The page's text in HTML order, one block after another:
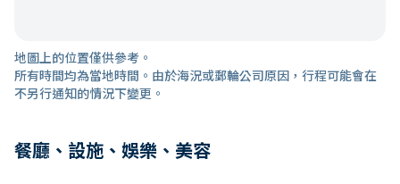
地圖上的位置僅供參考。
所有時間均為當地時間。由於海況或郵輪公司原因，行程可能會在
不另行通知的情況下變更。
餐廳、設施、娛樂、美容